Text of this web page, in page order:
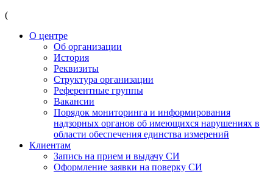
(
О центре
Об организации
История
Реквизиты
Структура организации
Референтные группы
Вакансии
Порядок мониторинга и информирования
надзорных органов об имеющихся нарушениях в
области обеспечения единства измерений
Клиентам
Запись на прием и выдачу СИ
Оформление заявки на поверку СИ